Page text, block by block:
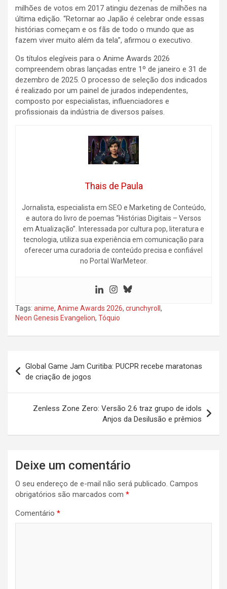
milhões de votos em 2017 atingiu dezenas de milhões na
última edição. “Retornar ao Japão é celebrar onde essas
histórias começam e os fãs de todo o mundo que as
fazem viver muito além da tela”, afirmou o executivo.
Os títulos elegíveis para o Anime Awards 2026
compreendem obras lançadas entre 1º de janeiro e 31 de
dezembro de 2025. O processo de seleção dos indicados
é realizado por um painel de jurados independentes,
composto por especialistas, influenciadores e
profissionais da indústria de diversos países.
Thais de Paula
Jornalista, especialista em SEO e Marketing de Conteúdo,
e autora do livro de poemas “Histórias Digitais – Versos
em Atualização”. Interessada por cultura pop, literatura e
tecnologia, utiliza sua experiência em comunicação para
oferecer uma curadoria de conteúdo precisa e confiável
no Portal WarMeteor.
Tags: anime, Anime Awards 2026, crunchyroll ,
Neon Genesis Evangelion, Tóquio
de
Post
Global Game Jam Curitiba: PUCPR recebe maratonas
de criação de jogos
Zenless Zone Zero: Versão 2.6 traz grupo de idols
Anjos da Desilusão e prêmios
Deixe um comentário
O seu endereço de e-mail não será publicado. Campos
obrigatórios são marcados com *
Comentário *